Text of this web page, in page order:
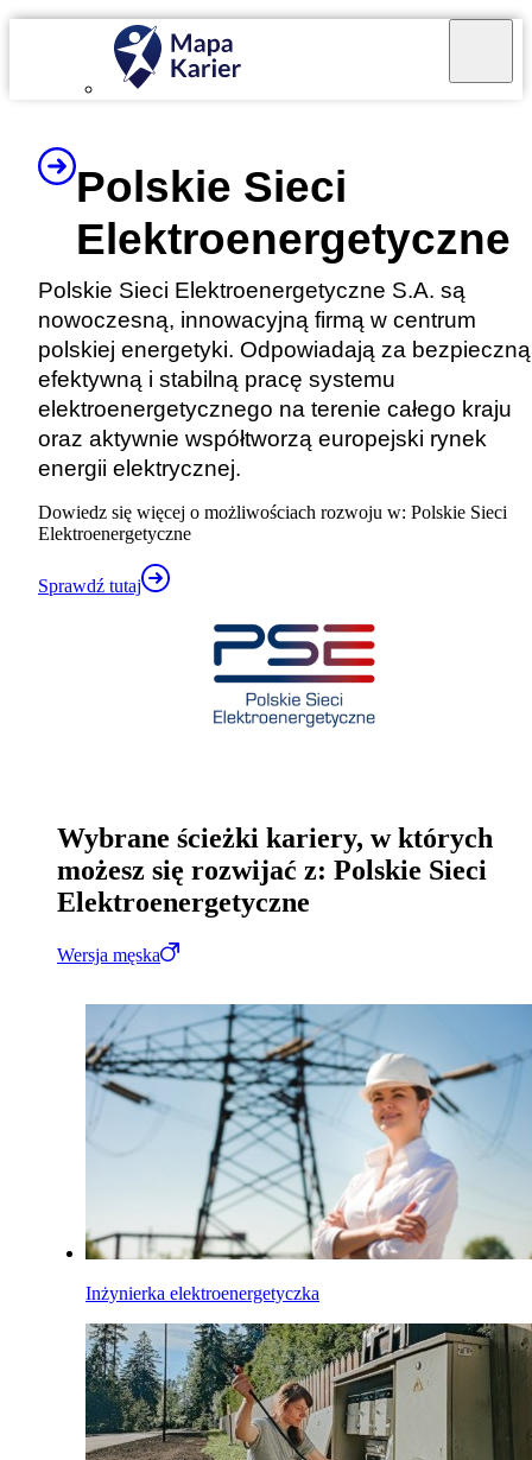
Polskie Sieci
Elektroenergetyczne
Polskie Sieci Elektroenergetyczne S.A. są
nowoczesną, innowacyjną firmą w centrum
polskiej energetyki. Odpowiadają za
efektywną i stabilną pracę systemu
elektroenergetycznego na terenie całego kraju
oraz aktywnie współtworzą europejski rynek
energii elektrycznej.
Dowiedz się więcej o możliwościach rozwoju w: Polskie Sieci
Elektroenergetyczne
Sprawdź tutaj
Wybrane ścieżki kariery, w których
możesz się rozwijać z: Polskie Sieci
Elektroenergetyczne
Wersja męska
Inżynierka elektroenergetyczka